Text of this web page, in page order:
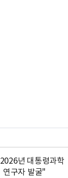
년 대통령과학
구자 발굴"